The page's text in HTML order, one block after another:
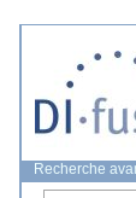
Recherche